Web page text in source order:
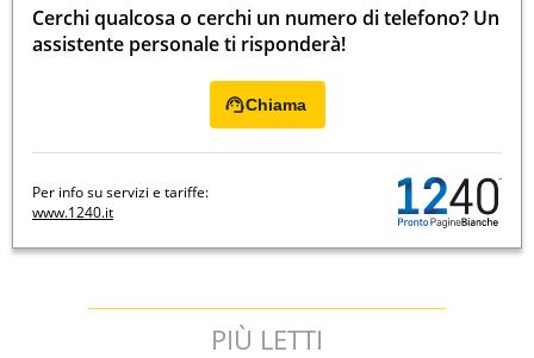
Cerchi qualcosa o cerchi un numero di telefono? Un
assistente personale ti risponderà!
Chiama
Per info su servizi e tariffe:
www.1240.it
PIÙ LETTI